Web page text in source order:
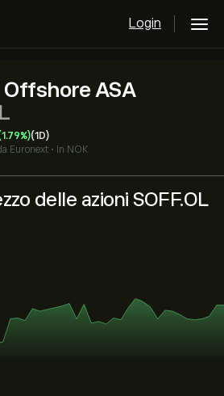
Login
ASA
(1D)
Euronext • In NOK
delle azioni SOFF.OL